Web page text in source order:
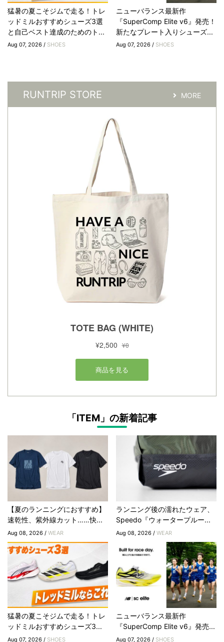
猛暑の夏こそジムで走る！トレ
ッドミルおすすめシューズ3選
と自己ベスト達成のためのト...
Aug 07, 2026 / SHOES
ニューバランス最新作
『SuperComp Elite v6』発売！
新たなプレート入りシューズ...
Aug 07, 2026 / SHOES
RUNTRIP STORE MORE
「ITEM」の新着記事
【夏のランニングにおすすめ】
速乾性、紫外線カット……快...
Aug 08, 2026 / WEAR
ランニング後の濡れたウェア、
Speedo『ウォータープルー...
Aug 08, 2026 /WEAR
猛暑の夏こそジムで走る！トレ
ッドミルおすすめシューズ3...
Aug 07, 2026 / SHOES
ニューバランス最新作
『SuperComp Elite v6』発売...
Aug 07, 2026 / SHOES